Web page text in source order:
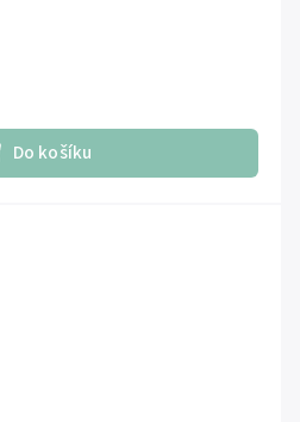
Do košíku